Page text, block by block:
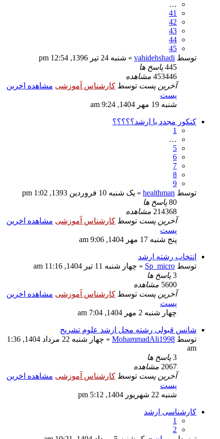
…
41
42
43
44
45
توسط vahidehshadi » شنبه 24 تیر 1396, 12:54 pm
445 پاسخ ها
453446 مشاهده
آخرین پست توسط کارشناس آموزشی مشاهده اخرین
پست
شنبه 19 مهر 1404, 9:24 am
کنکور مجدد یا ارشد؟؟؟؟؟
1
…
5
6
7
8
9
توسط healthman » یک شنبه 10 فروردین 1393, 1:02 pm
80 پاسخ ها
214368 مشاهده
آخرین پست توسط کارشناس آموزشی مشاهده اخرین
پست
پنج شنبه 17 مهر 1404, 9:06 am
انتخاب رشته ارشد
توسط Sp_micro » چهار شنبه 11 تیر 1404, 11:16 am
3 پاسخ ها
5600 مشاهده
آخرین پست توسط کارشناس آموزشی مشاهده اخرین
پست
چهار شنبه 2 مهر 1404, 7:04 am
شانس قبولی رشته محل ارشد علوم تشریح
توسط MohammadAli1998
» چهار شنبه 22 مرداد 1404, 1:36
am
3 پاسخ ها
2067 مشاهده
آخرین پست توسط کارشناس آموزشی مشاهده اخرین
پست
شنبه 22 شهریور 1404, 5:12 pm
کارشناسی ارشد
1
2